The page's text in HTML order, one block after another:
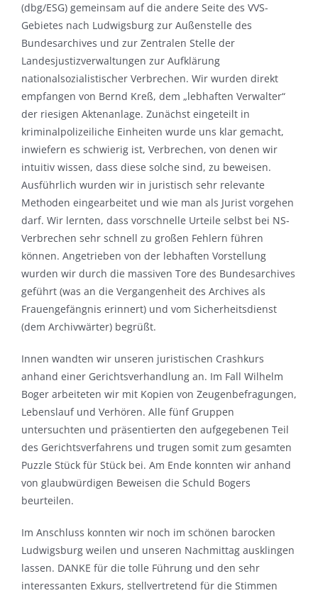
(dbg/ESG) gemeinsam auf die andere Seite des VVS-
Gebietes nach Ludwigsburg zur Außenstelle des
Bundesarchives und zur Zentralen Stelle der
Landesjustizverwaltungen zur Aufklärung
nationalsozialistischer Verbrechen. Wir wurden direkt
empfangen von Bernd Kreß, dem „lebhaften Verwalter“
der riesigen Aktenanlage. Zunächst eingeteilt in
kriminalpolizeiliche Einheiten wurde uns klar gemacht,
inwiefern es schwierig ist, Verbrechen, von denen wir
intuitiv wissen, dass diese solche sind, zu beweisen.
Ausführlich wurden wir in juristisch sehr relevante
Methoden eingearbeitet und wie man als Jurist vorgehen
darf. Wir lernten, dass vorschnelle Urteile selbst bei NS-
Verbrechen sehr schnell zu großen Fehlern führen
können. Angetrieben von der lebhaften Vorstellung
wurden wir durch die massiven Tore des Bundesarchives
geführt (was an die Vergangenheit des Archives als
Frauengefängnis erinnert) und vom Sicherheitsdienst
(dem Archivwärter) begrüßt.
Innen wandten wir unseren juristischen Crashkurs
anhand einer Gerichtsverhandlung an. Im Fall Wilhelm
Boger arbeiteten wir mit Kopien von Zeugenbefragungen,
Lebenslauf und Verhören. Alle fünf Gruppen
untersuchten und präsentierten den aufgegebenen Teil
des Gerichtsverfahrens und trugen somit zum gesamten
Puzzle Stück für Stück bei. Am Ende konnten wir anhand
von glaubwürdigen Beweisen die Schuld Bogers
beurteilen.
Im Anschluss konnten wir noch im schönen barocken
Ludwigsburg weilen und unseren Nachmittag ausklingen
lassen. DANKE für die tolle Führung und den sehr
interessanten Exkurs, stellvertretend für die Stimmen